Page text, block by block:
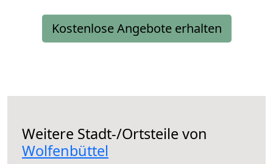
Kostenlose Angebote erhalten
Weitere Stadt-/Ortsteile von
Wolfenbüttel